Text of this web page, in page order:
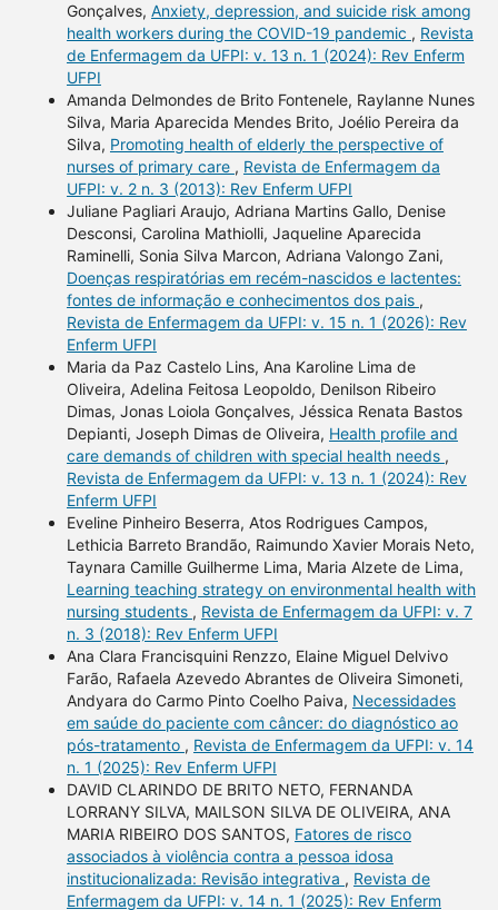
Gonçalves, Anxiety, depression, and suicide risk among
health workers during the COVID-19 pandemic , Revista
de Enfermagem da UFPI: v. 13 n. 1 (2024): Rev Enferm
UFPI
Amanda Delmondes de Brito Fontenele, Raylanne Nunes
Silva, Maria Aparecida Mendes Brito, Joélio Pereira da
Silva, Promoting health of elderly the perspective of
nurses of primary care , Revista de Enfermagem da
UFPI: v. 2 n. 3 (2013): Rev Enferm UFPI
Juliane Pagliari Araujo, Adriana Martins Gallo, Denise
Desconsi, Carolina Mathiolli, Jaqueline Aparecida
Raminelli, Sonia Silva Marcon, Adriana Valongo Zani,
Doenças respiratórias em recém-nascidos e lactentes:
fontes de informação e conhecimentos dos pais ,
Revista de Enfermagem da UFPI: v. 15 n. 1 (2026): Rev
Enferm UFPI
Maria da Paz Castelo Lins, Ana Karoline Lima de
Oliveira, Adelina Feitosa Leopoldo, Denilson Ribeiro
Dimas, Jonas Loiola Gonçalves, Jéssica Renata Bastos
Depianti, Joseph Dimas de Oliveira, Health profile and
care demands of children with special health needs ,
Revista de Enfermagem da UFPI: v. 13 n. 1 (2024): Rev
Enferm UFPI
Eveline Pinheiro Beserra, Atos Rodrigues Campos,
Lethicia Barreto Brandão, Raimundo Xavier Morais Neto,
Taynara Camille Guilherme Lima, Maria Alzete de Lima,
Learning teaching strategy on environmental health with
nursing students , Revista de Enfermagem da UFPI: v. 7
n. 3 (2018): Rev Enferm UFPI
Ana Clara Francisquini Renzzo, Elaine Miguel Delvivo
Farão, Rafaela Azevedo Abrantes de Oliveira Simoneti,
Andyara do Carmo Pinto Coelho Paiva, Necessidades
em saúde do paciente com câncer: do diagnóstico ao
pós-tratamento , Revista de Enfermagem da UFPI: v. 14
n. 1 (2025): Rev Enferm UFPI
DAVID CLARINDO DE BRITO NETO, FERNANDA
LORRANY SILVA, MAILSON SILVA DE OLIVEIRA, ANA
MARIA RIBEIRO DOS SANTOS, Fatores de risco
associados à violência contra a pessoa idosa
institucionalizada: Revisão integrativa , Revista de
Enfermagem da UFPI: v. 14 n. 1 (2025): Rev Enferm